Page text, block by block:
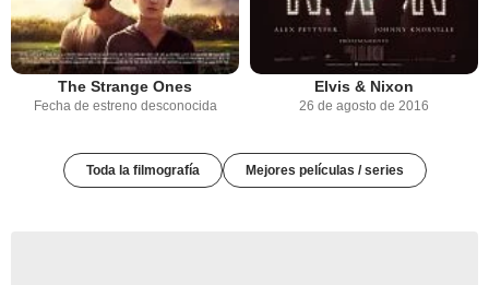
The Strange Ones
Fecha de estreno desconocida
Elvis & Nixon
26 de agosto de 2016
Toda la filmografía Mejores películas / series